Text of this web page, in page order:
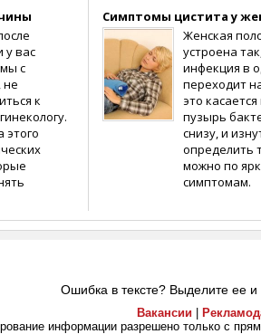
у вас
с
к
этого
Симптомы цистита у
Женская
устроена
инфекция в
переходит
это
пузырь
снизу, и
определить
можно по
симптомам.
Ошибка в тексте? Выделите ее
Вакансии
информации разрешено только с